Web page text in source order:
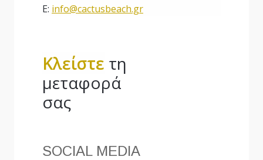
E: info@cactusbeach.gr
Κλείστε τη
μεταφορά
σας
SOCIAL MEDIA